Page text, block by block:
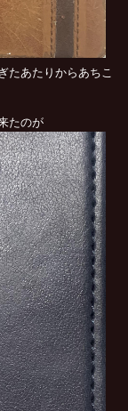
たあたりからあちこ
たのが